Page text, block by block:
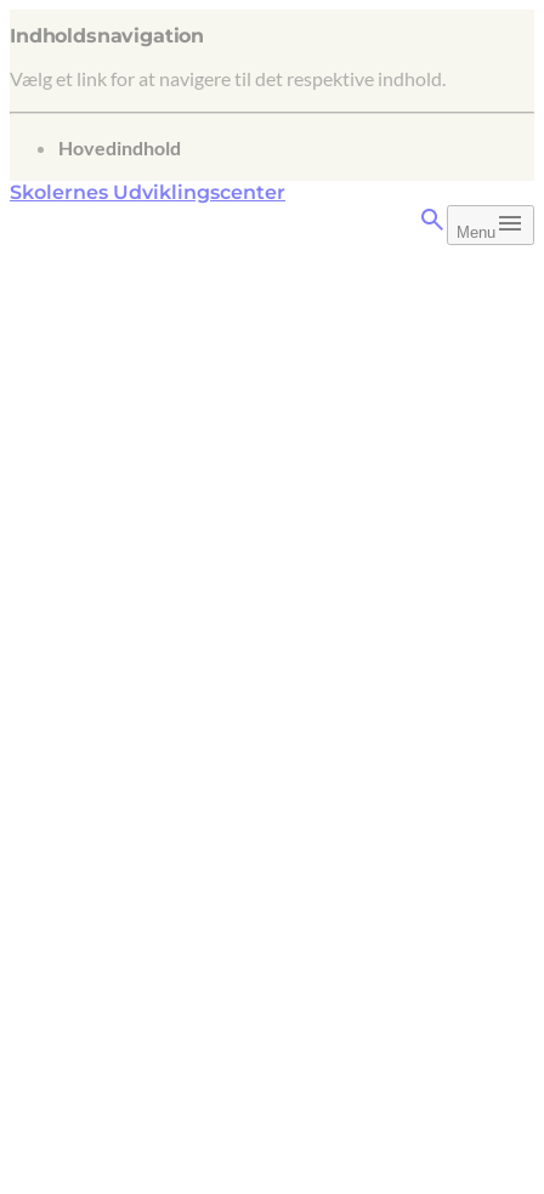
Indholdsnavigation
Vælg et link for at navigere til det respektive indhold.
gå til
Hovedindhold
Skolernes Udviklingscenter
Menu